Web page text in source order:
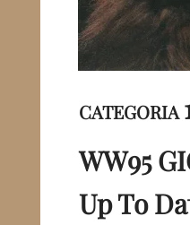
CATEGORIA
WW95
Up To